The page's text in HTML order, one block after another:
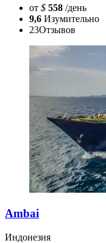
от $ 558 /день
9,6 Изумительно
23Отзывов
Ambai
Индонезия